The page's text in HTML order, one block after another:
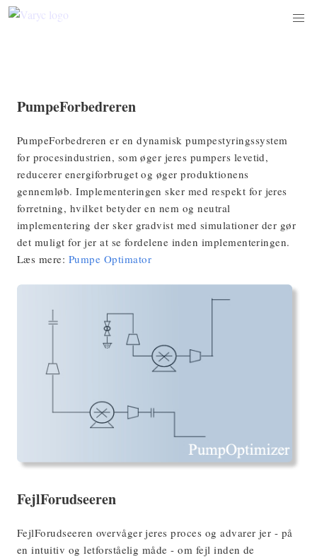
PumpeForbedreren
PumpeForbedreren er en dynamisk pumpestyringssystem
for procesindustrien, som øger jeres pumpers levetid,
reducerer energiforbruget og øger produktionens
gennemløb. Implementeringen sker med respekt for jeres
forretning, hvilket betyder en nem og neutral
implementering der sker gradvist med simulationer der gør
det muligt for jer at se fordelene inden implementeringen.
Læs mere: Pumpe Optimator
FejlForudseeren
FejlForudseeren overvåger jeres proces og advarer jer - på
en intuitiv og letforståelig måde - om fejl inden de